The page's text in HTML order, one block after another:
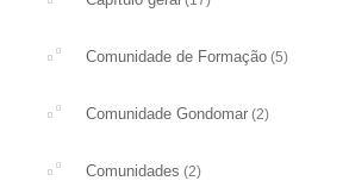
Comunidade de Formação (5)
Comunidade Gondomar (2)
Comunidades (2)